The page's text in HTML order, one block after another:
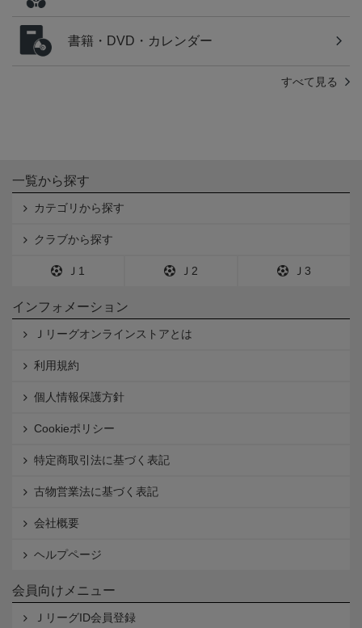
書籍・DVD・カレンダー
すべて見る
一覧から探す
カテゴリから探す
クラブから探す
Ｊ1 Ｊ2 Ｊ3
インフォメーション
Ｊリーグオンラインストアとは
利用規約
個人情報保護方針
Cookieポリシー
特定商取引法に基づく表記
古物営業法に基づく表記
会社概要
ヘルプページ
会員向けメニュー
ＪリーグID会員登録